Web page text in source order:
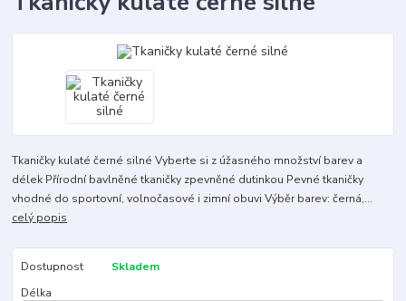
Tkaničky kulaté černé silné Vyberte si z úžasného množství barev a
délek Přírodní bavlněné tkaničky zpevněné dutinkou Pevné tkaničky
vhodné do sportovní, volnočasové i zimní obuvi Výběr barev: černá,...
celý popis
Dostupnost
Skladem
Délka